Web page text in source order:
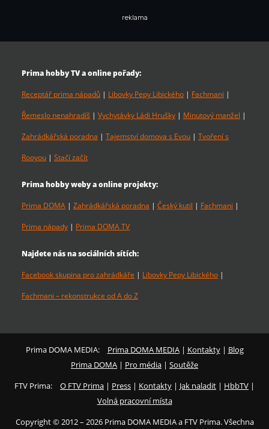
reklama
Prima hobby TV a online pořady:
Receptář prima nápadů | Libovky Pepy Libického | Fachmani |
Řemeslo nenahradíš | Vychytávky Ládi Hrušky | Minutový manžel |
Zahrádkářská poradna | Tajemství domova s Evou | Tvoření s
Rooyou | Stačí začít
Prima hobby weby a online projekty:
Prima DOMA | Zahrádkářská poradna | Český kutil | Fachmani |
Prima nápady | Prima DOMA TV
Najdete nás na sociálních sítích:
Facebook skupina pro zahrádkáře | Libovky Pepy Libického |
Fachmani – rekonstrukce od A do Z
Prima DOMA MEDIA: Prima DOMA MEDIA| Kontakty| Blog
Prima DOMA | Pro média | Soutěže
FTV Prima:
O FTV Prima | Press | Kontakty | Jak naladit | HbbTV |
Volná pracovní místa
Copyright © 2012 – 2026 Prima DOMA MEDIA a FTV Prima. Všechna